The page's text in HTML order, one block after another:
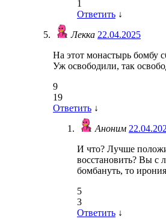
1
Ответить ↓
Лекка 22.04.2025
На этот монастырь бомбу
Уж освободили, так
9
19
Ответить ↓
Аноним
И что? Лучше
восстановить? Вы с
бомбануть, то ирония
5
3
Ответить ↓